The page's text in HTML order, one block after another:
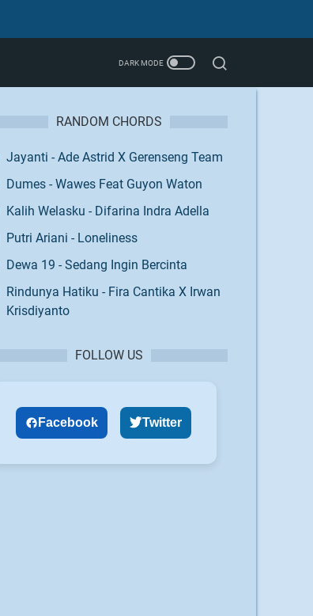
RANDOM CHORDS
Jayanti - Ade Astrid X Gerenseng Team
Dumes - Wawes Feat Guyon Waton
Kalih Welasku - Difarina Indra Adella
Putri Ariani - Loneliness
Dewa 19 - Sedang Ingin Bercinta
Rindunya Hatiku - Fira Cantika X Irwan
Krisdiyanto
FOLLOW US
Facebook Twitter